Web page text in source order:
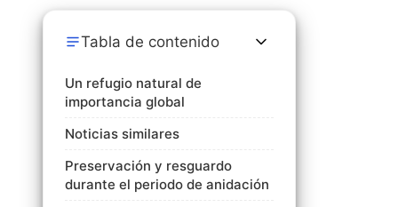
Tabla de contenido
Un refugio natural de
importancia global
Noticias similares
Preservación y resguardo
durante el periodo de anidación